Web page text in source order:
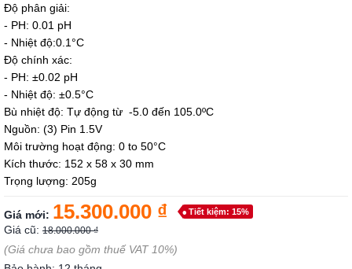
Độ phân giải:
- PH: 0.01 pH
- Nhiệt độ:0.1°C
Độ chính xác:
- PH: ±0.02 pH
- Nhiệt độ: ±0.5°C
Bù nhiệt độ: Tự động từ -5.0 đến 105.0ºC
Nguồn: (3) Pin 1.5V
Môi trường hoạt động: 0 to 50°C
Kích thước: 152 x 58 x 30 mm
Trọng lượng: 205g
Giá mới: 15.300.000 ₫ Tiết kiệm: 15%
Giá cũ: 18.000.000 ₫
(Giá chưa bao gồm thuế VAT 10%)